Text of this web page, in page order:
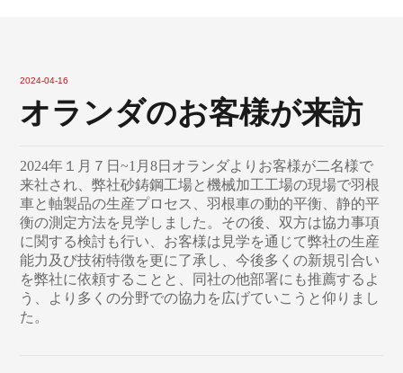
2024-04-16
オランダのお客様が来訪
2024年１月７日~1月8日オランダよりお客様が二名様で
来社され、弊社砂鋳鋼工場と機械加工工場の現場で羽根
車と軸製品の生産プロセス、羽根車の動的平衡、静的平
衡の測定方法を見学しました。その後、双方は協力事項
に関する検討も行い、お客様は見学を通じて弊社の生産
能力及び技術特徴を更に了承し、今後多くの新規引合い
を弊社に依頼することと、同社の他部署にも推薦するよ
う、より多くの分野での協力を広げていこうと仰りまし
た。